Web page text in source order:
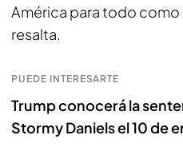
América para todo como
resalta.
PUEDE INTERESARTE
Trump conocerá la
Stormy Daniels el 10 de